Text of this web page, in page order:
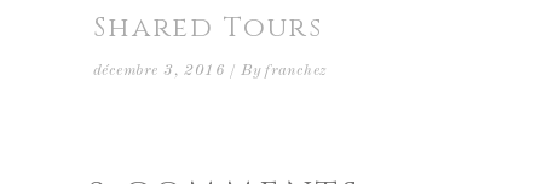
Shared Tours
décembre 3, 2016 By franchez